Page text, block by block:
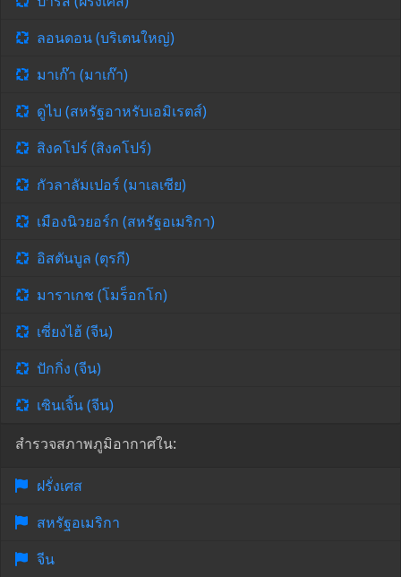
ลอนดอน (บริเตนใหญ่)
มาเก๊า (มาเก๊า)
ดูไบ (สหรัฐอาหรับเอมิเรตส์)
สิงคโปร์ (สิงคโปร์)
กัวลาลัมเปอร์ (มาเลเซีย)
เมืองนิวยอร์ก (สหรัฐอเมริกา)
อิสตันบูล (ตุรกี)
มาราเกช (โมร็อกโก)
เซี่ยงไฮ้ (จีน)
ปักกิ่ง (จีน)
เซินเจิ้น (จีน)
สำรวจสภาพภูมิอากาศใน:
ฝรั่งเศส
สหรัฐอเมริกา
จีน